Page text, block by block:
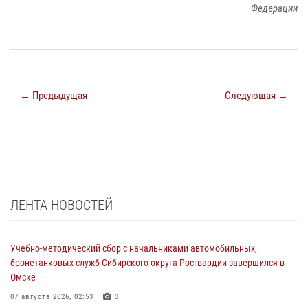
Федерации
← Предыдущая Следующая →
ЛЕНТА НОВОСТЕЙ
Учебно-методический сбор с начальниками автомобильных,
бронетанковых служб Сибирского округа Росгвардии завершился в
Омске
07 августа 2026, 02:53 3